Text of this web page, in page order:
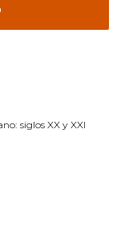
siglos XX y XXI